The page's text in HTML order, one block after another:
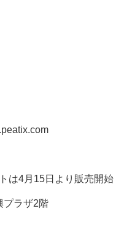
は4月15日より販売開始
ラザ2階